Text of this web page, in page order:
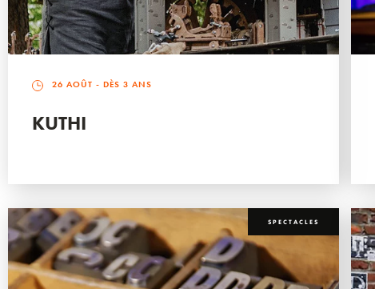
26 AOÛT - DÈS 3 ANS
KUTHI
SPECTACLES